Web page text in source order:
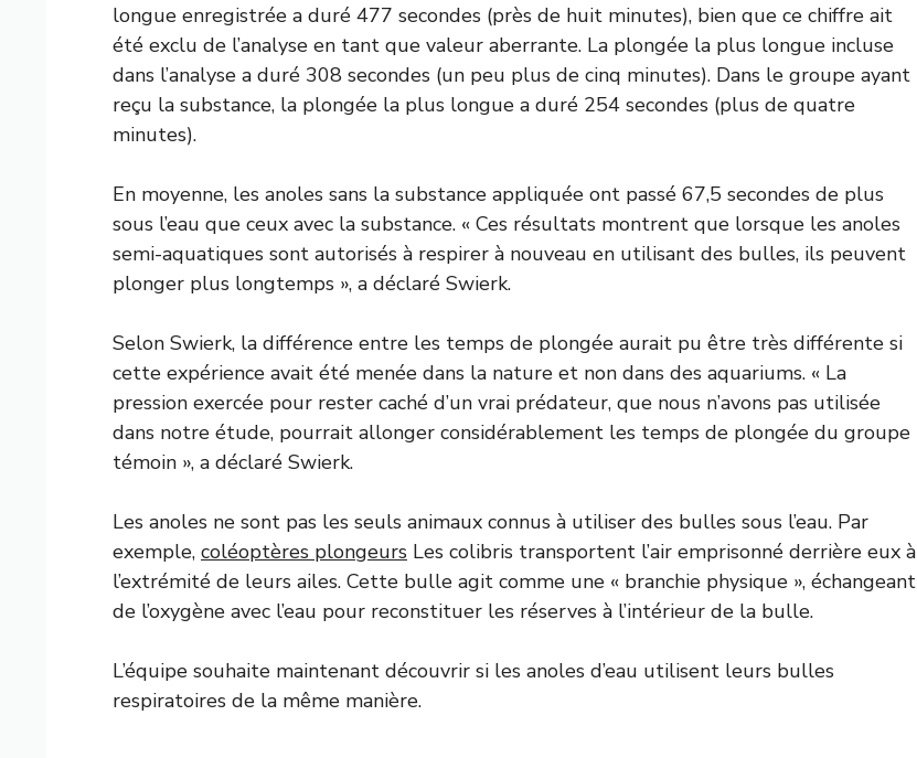
longue enregistrée a duré 477 secondes (près de huit minutes), bien que ce chiffre ait
été exclu de l’analyse en tant que valeur aberrante. La plongée la plus longue incluse
dans l’analyse a duré 308 secondes (un peu plus de cinq minutes). Dans le groupe ayant
reçu la substance, la plongée la plus longue a duré 254 secondes (plus de quatre
minutes).
En moyenne, les anoles sans la substance appliquée ont passé 67,5 secondes de plus
sous l’eau que ceux avec la substance. « Ces résultats montrent que lorsque les anoles
semi-aquatiques sont autorisés à respirer à nouveau en utilisant des bulles, ils peuvent
plonger plus longtemps », a déclaré Swierk.
Selon Swierk, la différence entre les temps de plongée aurait pu être très différente si
cette expérience avait été menée dans la nature et non dans des aquariums. « La
pression exercée pour rester caché d’un vrai prédateur, que nous n’avons pas utilisée
dans notre étude, pourrait allonger considérablement les temps de plongée du groupe
témoin », a déclaré Swierk.
Les anoles ne sont pas les seuls animaux connus à utiliser des bulles sous l’eau. Par
exemple, coléoptères plongeurs Les colibris transportent l’air emprisonné derrière eux à
l’extrémité de leurs ailes. Cette bulle agit comme une « branchie physique », échangeant
de l’oxygène avec l’eau pour reconstituer les réserves à l’intérieur de la bulle.
L’équipe souhaite maintenant découvrir si les anoles d’eau utilisent leurs bulles
respiratoires de la même manière.